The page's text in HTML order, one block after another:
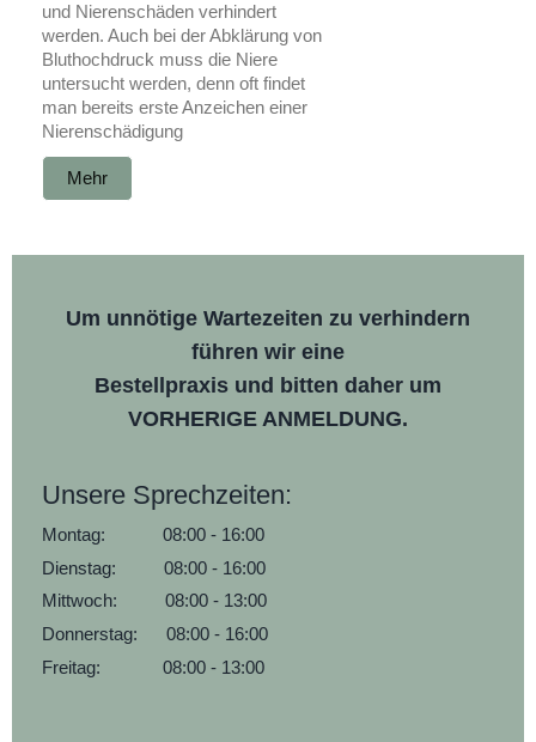
und Nierenschäden verhindert
werden. Auch bei der Abklärung von
Bluthochdruck muss die Niere
untersucht werden, denn oft findet
man bereits erste Anzeichen einer
Nierenschädigung
Mehr
Um unnötige Wartezeiten zu verhindern
führen wir eine
Bestellpraxis und bitten daher um
VORHERIGE ANMELDUNG.
Unsere Sprechzeiten:
Montag: 08:00 - 16:00
Dienstag: 08:00 - 16:00
Mittwoch: 08:00 - 13:00
Donnerstag: 08:00 - 16:00
Freitag: 08:00 - 13:00